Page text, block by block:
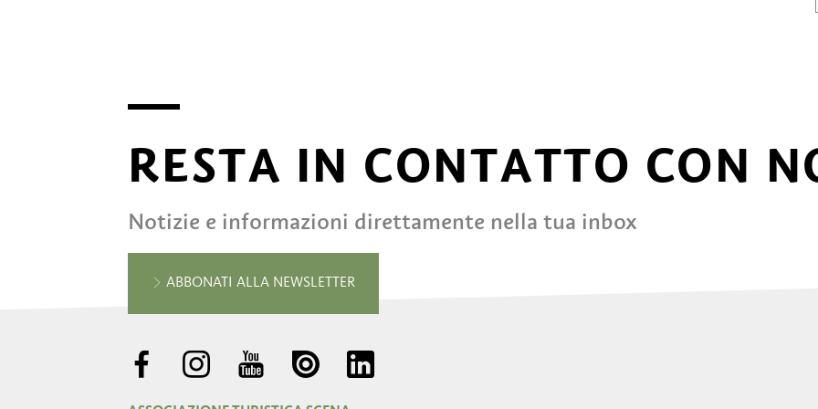
RESTA IN CONTATTO CON
Notizie e informazioni direttamente nella tua inbox
ABBONATI ALLA NEWSLETTER